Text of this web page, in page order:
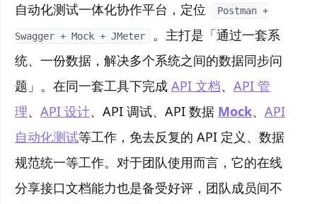
自动化测试一体化协作平台，定位
Postman +
Swagger + Mock + JMeter
。主打是「通过一套系
统、一份数据，解决多个系统之间的数据同步问
题」。在同一套工具下完成 API 文档、 API 管
理、 API 设计、API 调试、API 数据 Mock、 API
自动化测试等工作，免去反复的 API 定义、数据
规范统一等工作。对于团队使用而言，它的在线
分享接口文档能力也是备受好评，团队成员间不